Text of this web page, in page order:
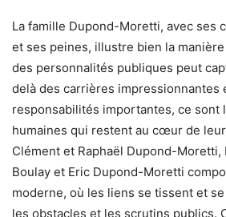
La famille Dupond-Moretti, avec ses
et ses peines, illustre bien la
des personnalités publiques peut
delà des carrières impressionnantes
responsabilités importantes, ce sont
humaines qui restent au cœur de
Clément et Raphaël Dupond-Moretti,
Boulay et Eric Dupond-Moretti
moderne, où les liens se tissent et
les obstacles et les scrutins publics.